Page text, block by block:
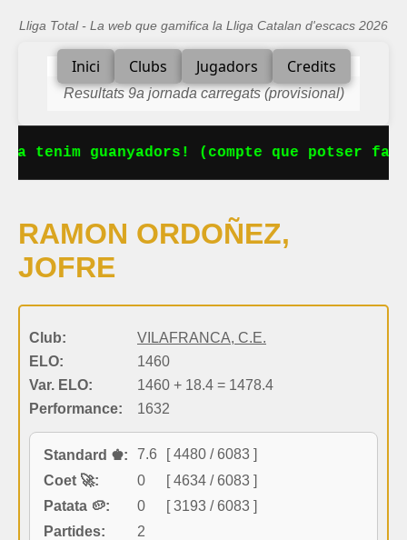
Lliga Total - La web que gamifica la Lliga Catalan d'escacs 2026
Inici Clubs Jugadors Credits
Resultats 9a jornada carregats (provisional)
tenim guanyadors! (compte que potser
RAMON ORDOÑEZ,
JOFRE
Club:
VILAFRANCA, C.E.
ELO:
1460
Var. ELO:
1460 + 18.4 = 1478.4
Performance:
1632
Standard ♚: 7.6
[ 4480 / 6083 ]
Coet 🚀:
0
[ 4634 / 6083 ]
Patata 🥔:
0
[ 3193 / 6083 ]
Partides:
2